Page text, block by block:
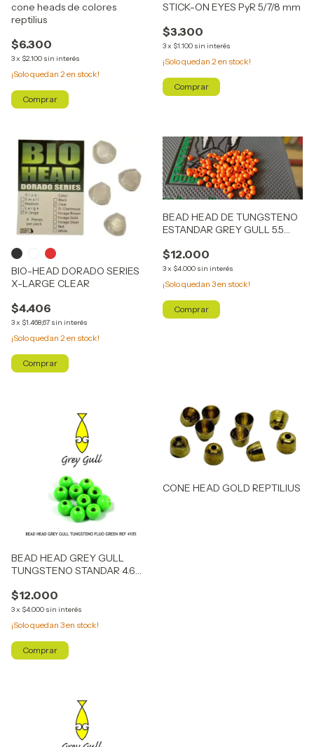
cone heads de colores
reptilius
$6.300
3x $2.100 sin interés
¡Solo quedan 2en stock!
Comprar
STICK-ON EYES PyR 5/7/8 mm
$3.300
3x $1.100 sin interés
¡Solo quedan 2en stock!
Comprar
BIO-HEAD DORADO SERIES
X-LARGE CLEAR
$4.406
3x $1.468,67 sin interés
¡Solo quedan 2en stock!
Comprar
BEAD HEAD DE TUNGSTENO
ESTANDAR GREY GULL 5.5
$12.000
3x $4.000 sin interés
¡Solo quedan 3en stock!
BEAD HEAD GREY GULL
TUNGSTENO STANDAR 4.6
$12.000
3x $4.000 sin interés
¡Solo quedan 3en stock!
CONE HEAD GOLD REPTILIUS